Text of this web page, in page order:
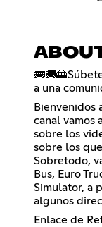
a una
Bienvenidos
canal vamos
sobre los
sobre los
Sobretodo,
Bus, Euro
Simulator, a
algunos
Enlace de